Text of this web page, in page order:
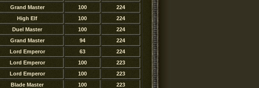
Grand Master 100
224
High Elf 100
224
Duel Master 100
224
Grand Master 94
224
Lord Emperor 63
224
Lord Emperor 100
223
Lord Emperor 100
223
Blade Master 100
223